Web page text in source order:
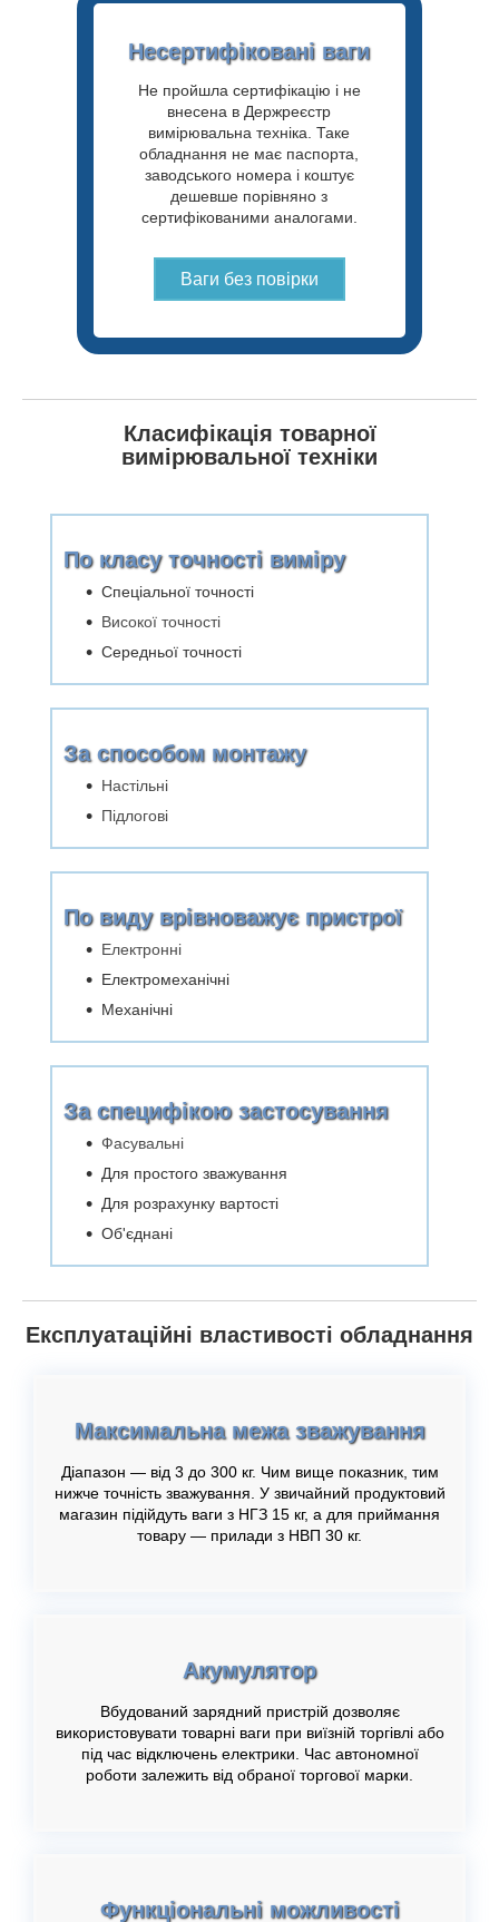
Несертифіковані ваги
Не пройшла сертифікацію і не
внесена в Держреєстр
вимірювальна техніка. Таке
обладнання не має паспорта,
заводського номера і коштує
дешевше порівняно з
сертифікованими аналогами.
Ваги без повірки
Класифікація товарної
вимірювальної техніки
По класу точності виміру
Спеціальної точності
Високої точності
Середньої точності
За способом монтажу
Настільні
Підлогові
По виду врівноважує пристрої
Електронні
Електромеханічні
Механічні
За специфікою застосування
Фасувальні
Для простого зважування
Для розрахунку вартості
Об'єднані
Експлуатаційні властивості обладнання
Максимальна межа зважування
Діапазон — від 3 до 300 кг. Чим вище показник, тим
нижче точність зважування. У звичайний продуктовий
магазин підійдуть ваги з НГЗ 15 кг, а для приймання
товару — прилади з НВП 30 кг.
Акумулятор
Вбудований зарядний пристрій дозволяє
використовувати товарні ваги при виїзній торгівлі або
під час відключень електрики. Час автономної
роботи залежить від обраної торгової марки.
Функціональні можливості